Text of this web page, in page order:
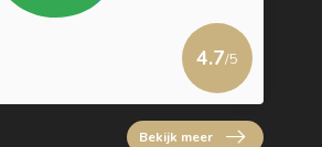
4.7/5
Bekijk meer